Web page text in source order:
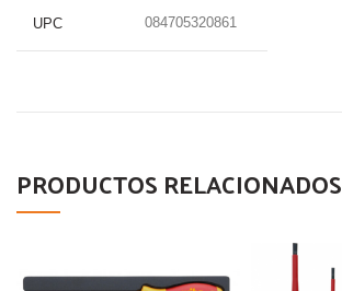
UPC 084705320861
PRODUCTOS RELACIONADOS